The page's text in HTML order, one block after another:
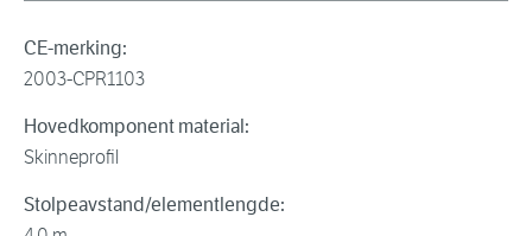
CE-merking:
2003-CPR1103
Hovedkomponent material:
Skinneprofil
Stolpeavstand/elementlengde: